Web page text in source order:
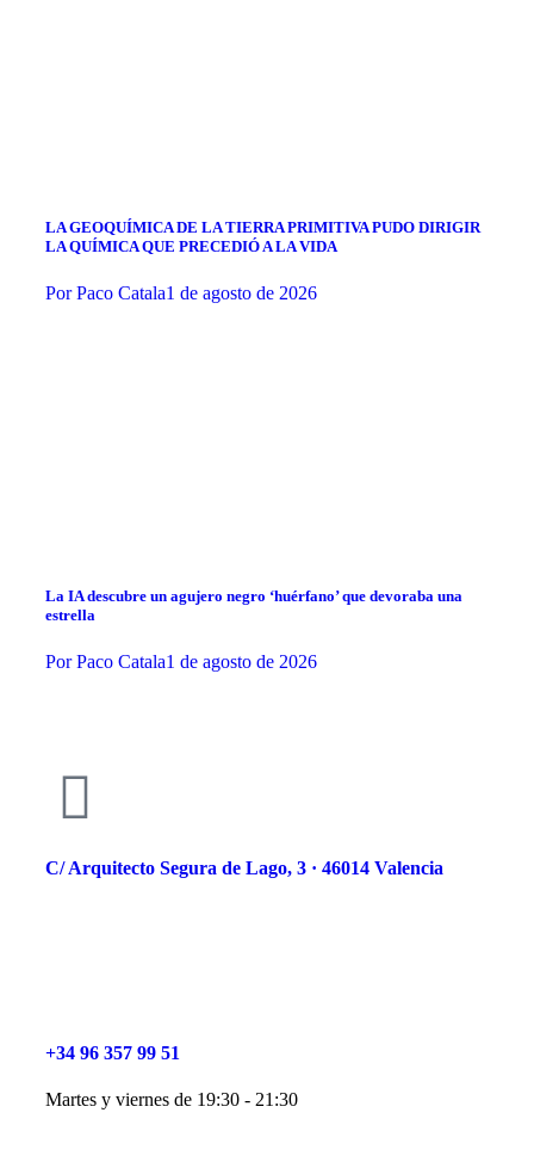
LA GEOQUÍMICA DE LA TIERRA PRIMITIVA PUDO DIRIGIR
LA QUÍMICA QUE PRECEDIÓ A LA VIDA
PorPaco Catala1 de agosto de 2026
La IA descubre un agujero negro ‘huérfano’ que devoraba una
estrella
PorPaco Catala1 de agosto de 2026
C/ Arquitecto Segura de Lago, 3 · 46014 Valencia
+34 96 357 99 51
Martes y viernes de 19:30 - 21:30